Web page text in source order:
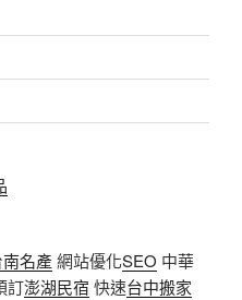
南名產網站優化SEO 中華
訂澎湖民宿 快速台中搬家